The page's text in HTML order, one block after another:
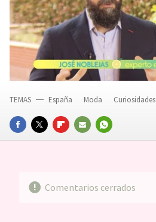
FACEBOOKTWITTERFLIPBOARD
E-
WHATSAPP
TEMAS España Moda Curiosidades
Comentarios cerrados